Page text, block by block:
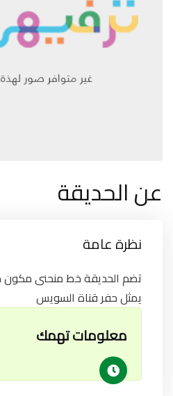
عن الحديقة
نظرة عامة
تضم الحديقة خط منحنى
يمثل حفر قناة السويس
معلومات تهمك